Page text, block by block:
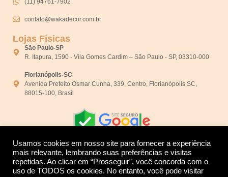
(11) 94761-7902
contato@wakadecor.com.br
Lojas Físicas
São Paulo-SP
R. Itapura, 1590 - Vila Gomes Cardim – São Paulo - SP, 03310-000
Florianópolis-SC
Avenida Prefeito Osmar Cunha, 339, Centro, Florianópolis SC,
88015-100, Brasil
Desenvolvido por:
Usamos cookies em nosso site para fornecer a experiência
mais relevante, lembrando suas preferências e visitas
repetidas. Ao clicar em “Prosseguir”, você concorda com o
uso de TODOS os cookies. No entanto, você pode visitar